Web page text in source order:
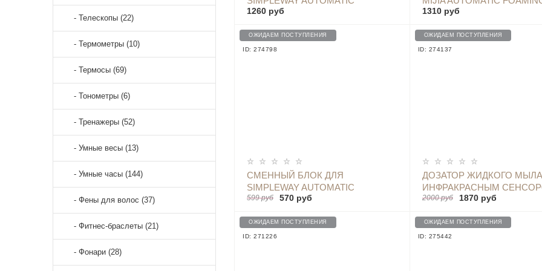
- Телескопы (22)
- Термометры (10)
- Термосы (69)
- Тонометры (6)
- Тренажеры (52)
- Умные весы (13)
- Умные часы (144)
- Фены для волос (37)
- Фитнес-браслеты (21)
- Фонари (28)
INDUCTION WASHING MACHINE -
1260 руб
SOAP DISPENSER (К/Т БЕЗ
1310 руб
ОЖИДАЕМ ПОСТУПЛЕНИЯ
ID: 274798
СМЕННЫЙ БЛОК ДЛЯ
SIMPLEWAY AUTOMATIC
INDUCTION WASHING 1ШТ -
599 руб 570 руб
ОЖИДАЕМ ПОСТУПЛЕНИЯ
ID: 274137
ДОЗАТОР ЖИДКОГО
ИНФРАКРАСНЫМ
XIAOMI AUTO FOAMING
2000 руб 1870 руб
ОПОВЕСТИТЬ
ОЖИДАЕМ ПОСТУПЛЕНИЯ
ID: 271226
ОЖИДАЕМ ПОСТУПЛЕНИЯ
ID: 275442